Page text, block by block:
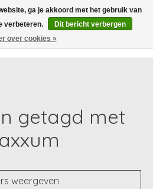
Verlanglijst
getagd met
weergeven
ga je akkoord met het gebruik van
verbeteren.
Dit bericht verbergen
over cookies »